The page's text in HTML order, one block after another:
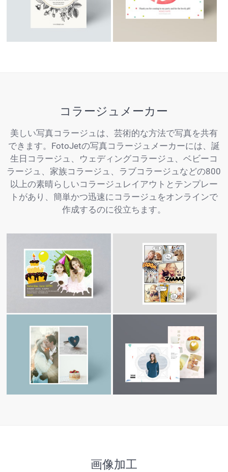
コラージュメーカー
美しい写真コラージュは、芸術的な方法で写真を共有
できます。FotoJetの写真コラージュメーカーには、誕
生日コラージュ、ウェディングコラージュ、ベビーコ
ラージュ、家族コラージュ、ラブコラージュなどの800
以上の素晴らしいコラージュレイアウトとテンプレー
トがあり、簡単かつ迅速にコラージュをオンラインで
作成するのに役立ちます。
画像加工